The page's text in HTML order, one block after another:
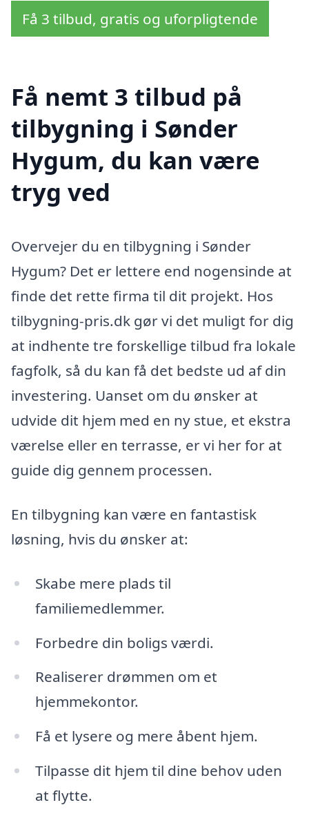
Få 3 tilbud, gratis og uforpligtende
Få nemt 3 tilbud på
tilbygning i Sønder
Hygum, du kan være
tryg ved
Overvejer du en tilbygning i Sønder
Hygum? Det er lettere end nogensinde at
finde det rette firma til dit projekt. Hos
tilbygning-pris.dk gør vi det muligt for dig
at indhente tre forskellige tilbud fra lokale
fagfolk, så du kan få det bedste ud af din
investering. Uanset om du ønsker at
udvide dit hjem med en ny stue, et ekstra
værelse eller en terrasse, er vi her for at
guide dig gennem processen.
En tilbygning kan være en fantastisk
løsning, hvis du ønsker at:
Skabe mere plads til
familiemedlemmer.
Forbedre din boligs værdi.
Realiserer drømmen om et
hjemmekontor.
Få et lysere og mere åbent hjem.
Tilpasse dit hjem til dine behov uden
at flytte.